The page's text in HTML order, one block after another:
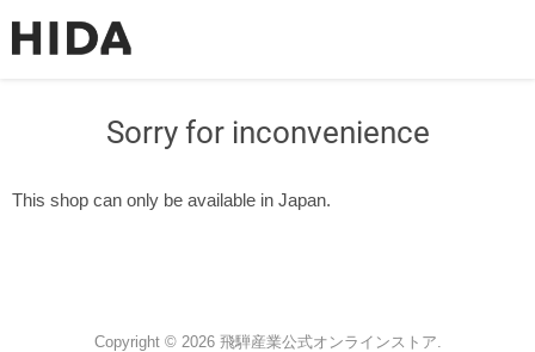
Sorry for inconvenience
This shop can only be available in Japan.
Copyright © 2026 飛騨産業公式オンラインストア.